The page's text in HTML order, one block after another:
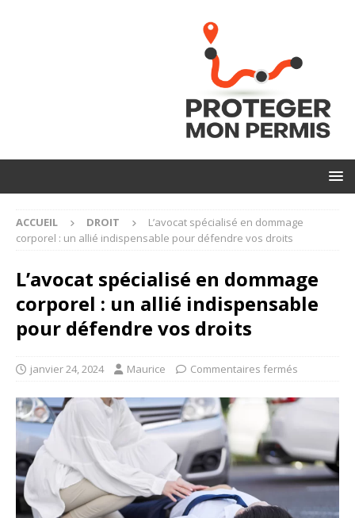
ACCUEIL DROIT
L’avocat spécialisé en dommage
corporel : un allié indispensable pour défendre vos droits
L’avocat spécialisé en dommage
corporel : un allié indispensable
pour défendre vos droits
janvier 24, 2024 Maurice Commentaires fermés